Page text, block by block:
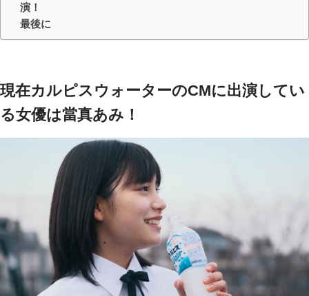
演！
最後に
現在カルピスウォーターのCMに出演してい
る女優は當真あみ！